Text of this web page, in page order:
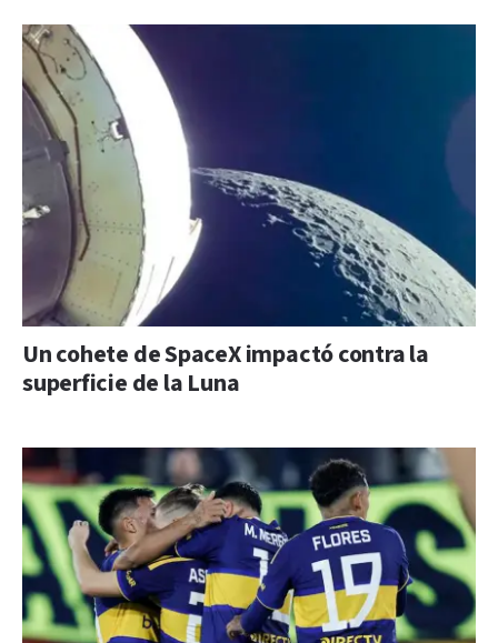
Un cohete de SpaceX impactó contra la
superficie de la Luna